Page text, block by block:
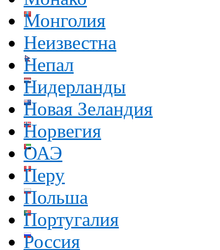
Монголия
Неизвестна
Непал
Нидерланды
Новая Зеландия
Норвегия
ОАЭ
Перу
Польша
Португалия
Россия